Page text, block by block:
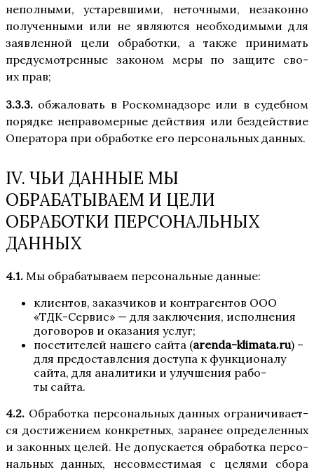
непол­ны­ми, уста­рев­ши­ми, неточ­ны­ми, неза­кон­но
полу­чен­ны­ми или не явля­ют­ся необ­хо­ди­мы­ми для
заяв­лен­ной цели обра­бот­ки, а так­же при­ни­мать
преду­смот­рен­ные зако­ном меры по защи­те сво­
их прав;
3.3.3. обжа­ло­вать в Рос­ком­над­зо­ре или в судеб­ном
поряд­ке непра­во­мер­ные дей­ствия или без­дей­ствие
Опе­ра­то­ра при обра­бот­ке его пер­со­наль­ных данных.
IV. ЧЬИ ДАННЫЕ МЫ
ОБРАБАТЫВАЕМ И ЦЕЛИ
ОБРАБОТКИ ПЕРСОНАЛЬНЫХ
ДАННЫХ
4.1. Мы обра­ба­ты­ва­ем пер­со­наль­ные данные:
кли­ен­тов, заказ­чи­ков и контр­аген­тов ООО
«ТДК-Сер­вис» — для заклю­че­ния, испол­не­ния
дого­во­ров и ока­за­ния услуг;
посе­ти­те­лей наше­го сай­та (arenda-klimata.ru) –
для предо­став­ле­ния досту­па к функ­ци­о­на­лу
сай­та, для ана­ли­ти­ки и улуч­ше­ния рабо­
ты сайта.
4.2. Обра­бот­ка пер­со­наль­ных дан­ных огра­ни­чи­ва­ет­
ся дости­же­ни­ем кон­крет­ных, зара­нее опре­де­лен­ных
и закон­ных целей. Не допус­ка­ет­ся обра­бот­ка пер­со­
наль­ных дан­ных, несов­ме­сти­мая с целя­ми сбо­ра